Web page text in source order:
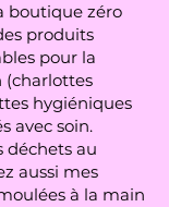
boutique zéro
produits
pour la
(charlottes
hygiéniques
avec soin.
déchets au
aussi mes
à la main